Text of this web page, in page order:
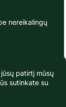
nereikalingų